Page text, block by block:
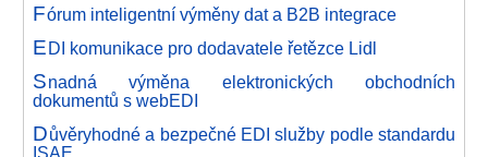
Fórum inteligentní výměny dat a B2B integrace
EDI komunikace pro dodavatele řetězce Lidl
Snadná výměna elektronických obchodních
dokumentů s webEDI
Důvěryhodné a bezpečné EDI služby podle standardu
ISAE